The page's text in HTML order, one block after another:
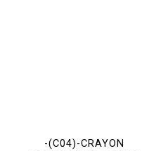
-(C04)-CRAYON